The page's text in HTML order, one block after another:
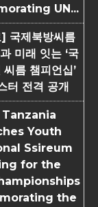
UN...
국제북방씨름
미래 잇는 ‘국
름 챔피언십’
터 전격 공개
Tanzania
Youth
Ssireum
for the
the